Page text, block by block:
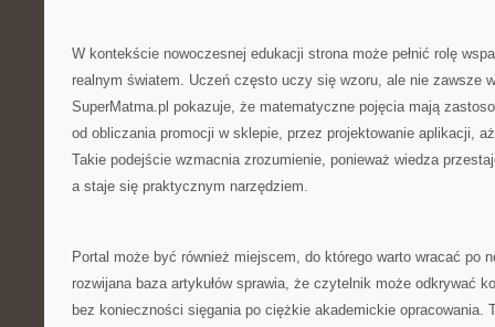
W kontekście nowoczesnej edukacji strona może pełnić rolę
realnym światem. Uczeń często uczy się wzoru, ale nie zawsze
SuperMatma.pl pokazuje, że matematyczne pojęcia mają
od obliczania promocji w sklepie, przez projektowanie aplikacji,
Takie podejście wzmacnia zrozumienie, ponieważ wiedza
a staje się praktycznym narzędziem.
Portal może być również miejscem, do którego warto wracać po
rozwijana baza artykułów sprawia, że czytelnik może odkrywać
bez konieczności sięgania po ciężkie akademickie opracowania.